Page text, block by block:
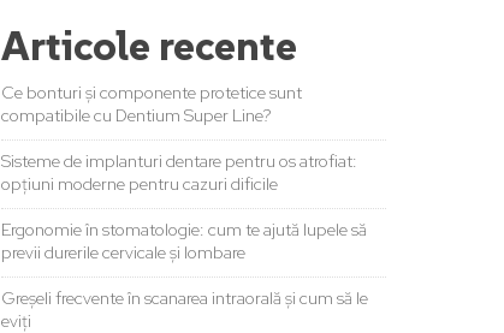
Articole recente
Ce bonturi și componente protetice sunt
compatibile cu Dentium Super Line?
Sisteme de implanturi dentare pentru os atrofiat:
opțiuni moderne pentru cazuri dificile
Ergonomie în stomatologie: cum te ajută lupele să
previi durerile cervicale și lombare
Greșeli frecvente în scanarea intraorală și cum să le
eviți